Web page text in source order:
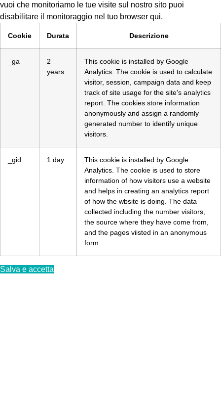
vuoi che monitoriamo le tue visite sul nostro sito puoi
disabilitare il monitoraggio nel tuo browser qui.
Cookie Durata Descrizione
_ga
2
years
This cookie is installed by Google
Analytics. The cookie is used to calculate
visitor, session, campaign data and keep
track of site usage for the site's analytics
report. The cookies store information
anonymously and assign a randomly
generated number to identify unique
visitors.
_gid 1 day
This cookie is installed by Google
Analytics. The cookie is used to store
information of how visitors use a website
and helps in creating an analytics report
of how the wbsite is doing. The data
collected including the number visitors,
the source where they have come from,
and the pages viisted in an anonymous
form.
Salva e accetta